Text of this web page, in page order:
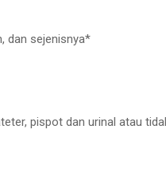
dan sejenisnya*
pispot dan urinal atau